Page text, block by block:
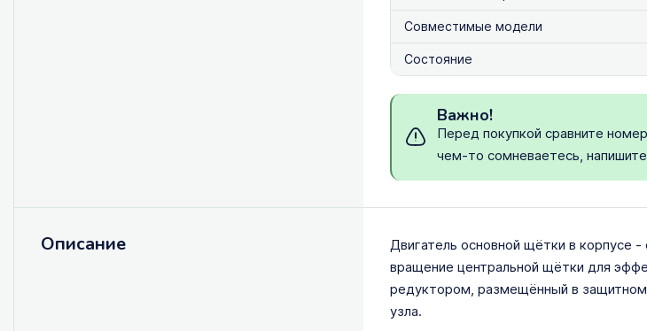
Совместимые модели
Состояние
Важно!
Перед покупкой сравните
чем-то сомневаетесь,
Описание
Двигатель основной щётки в корпусе
вращение центральной щётки для
редуктором, размещённый в
узла.